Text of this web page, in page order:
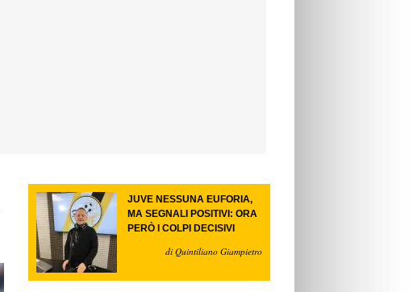
JUVE NESSUNA EUFORIA,
MA SEGNALI POSITIVI: ORA
PERÒ I COLPI DECISIVI
di Quintiliano Giampietro